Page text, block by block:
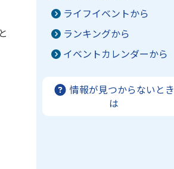
ライフイベントから
ランキングから
イベントカレンダーから
情報が見つからないとき
は